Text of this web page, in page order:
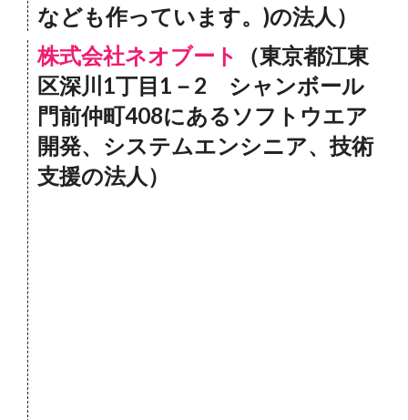
なども作っています。)の法人）
株式会社ネオブート
（東京都江東
区深川1丁目1－2 シャンボール
門前仲町408にあるソフトウエア
開発、システムエンシニア、技術
支援の法人）